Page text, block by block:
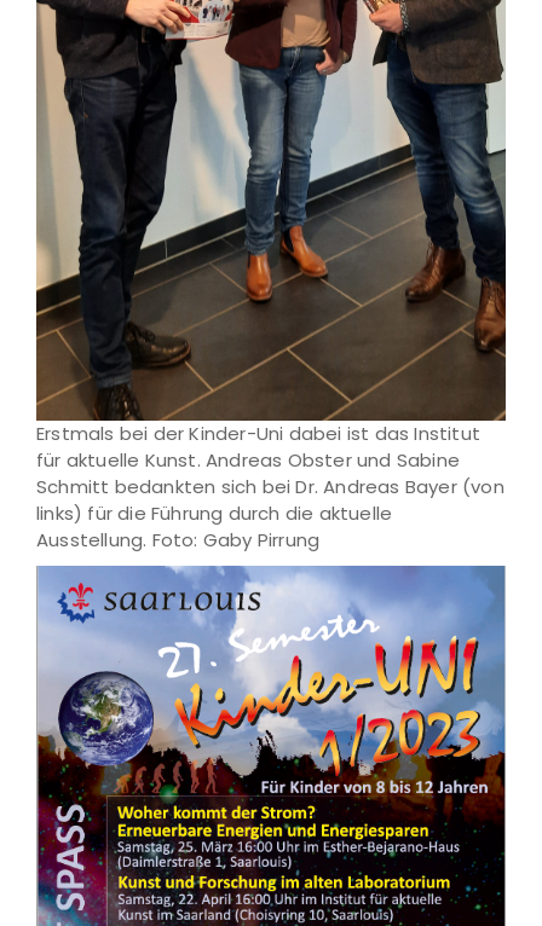
Erstmals bei der Kinder-Uni dabei ist das Institut
für aktuelle Kunst. Andreas Obster und Sabine
Schmitt bedankten sich bei Dr. Andreas Bayer (von
links) für die Führung durch die aktuelle
Ausstellung. Foto: Gaby Pirrung